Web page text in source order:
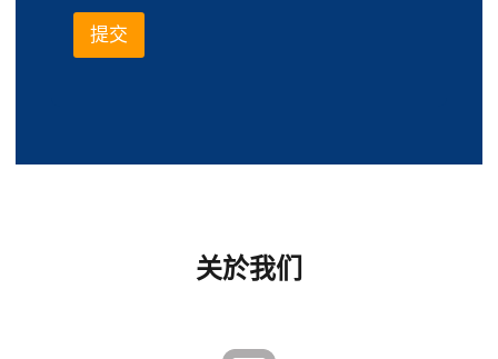
电
话
公
提交
关於我们